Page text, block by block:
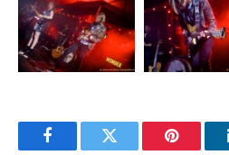
FacebookTwitter Pinterest